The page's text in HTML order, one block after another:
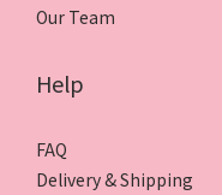
Our Team
Help
FAQ
Delivery & Shipping